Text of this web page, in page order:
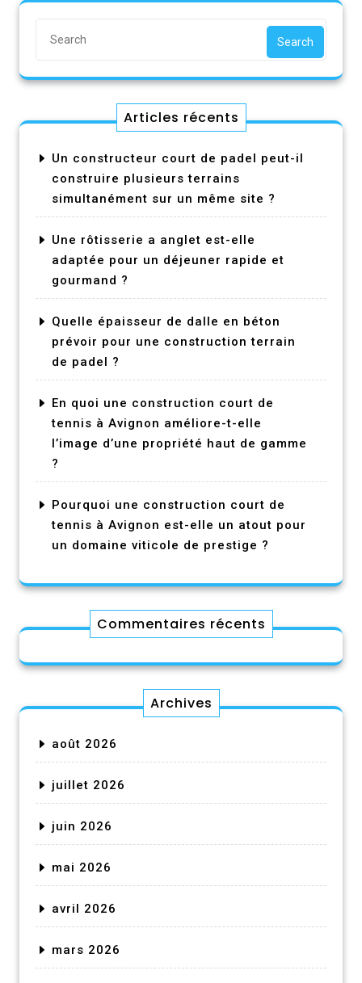
Search
Articles récents
Un constructeur court de padel peut-il
construire plusieurs terrains
simultanément sur un même site ?
Une rôtisserie a anglet est-elle
adaptée pour un déjeuner rapide et
gourmand ?
Quelle épaisseur de dalle en béton
prévoir pour une construction terrain
de padel ?
En quoi une construction court de
tennis à Avignon améliore-t-elle
l’image d’une propriété haut de gamme
?
Pourquoi une construction court de
tennis à Avignon est-elle un atout pour
un domaine viticole de prestige ?
Commentaires récents
Archives
août 2026
juillet 2026
juin 2026
mai 2026
avril 2026
mars 2026